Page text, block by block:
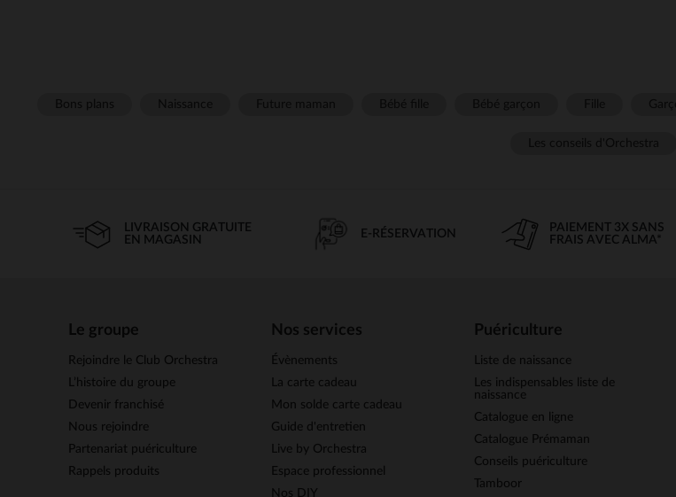
LIVRAISON GRATUITE
EN MAGASIN
E-RÉSERVATION
PAIEMENT 3X SANS
FRAIS AVEC ALMA*
Le groupe
Rejoindre le Club Orchestra
L’histoire du groupe
Devenir franchisé
Nous rejoindre
Partenariat puériculture
Rappels produits
Nos services
Évènements
La carte cadeau
Mon solde carte cadeau
Guide d'entretien
Live by Orchestra
Espace professionnel
Nos DIY
Puériculture
Liste de naissance
Les indispensables liste de
naissance
Catalogue en ligne
Catalogue Prémaman
Conseils puériculture
Tamboor